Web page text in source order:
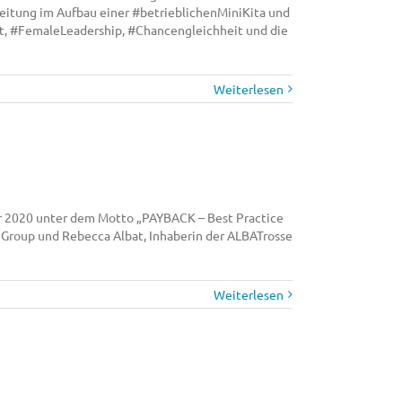
im Aufbau einer #betrieblichenMiniKita und
#FemaleLeadership, #Chancengleichheit und die
Weiterlesen
unter dem Motto „PAYBACK – Best Practice
und Rebecca Albat, Inhaberin der ALBATrosse
Weiterlesen